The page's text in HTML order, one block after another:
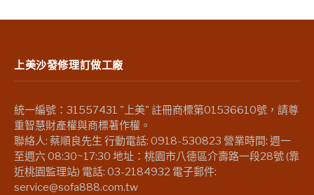
上美沙發修理訂做工廠
統一編號：31557431 "上美" 註冊商標第01536610號，請尊
重智慧財產權與商標著作權。
聯絡人: 蔡順良先生 行動電話: 0918-530823 營業時間: 週一
至週六 08:30~17:30 地址：桃園市八德區介壽路一段28號 (靠
近桃園監理站) 電話: 03-2184932 電子郵件:
service@sofa888.com.tw